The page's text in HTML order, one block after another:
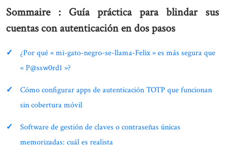
Sommaire : Guía práctica para blindar sus
cuentas con autenticación en dos pasos
¿Por qué « mi-gato-negro-se-llama-Felix » es más segura que
« P@ssw0rd1 »?
Cómo configurar apps de autenticación TOTP que funcionan
sin cobertura móvil
Software de gestión de claves o contraseñas únicas
memorizadas: cuál es realista